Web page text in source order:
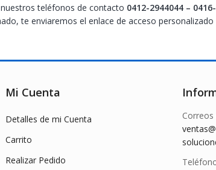
teléfonos de contacto 0412-2944044 –
te enviaremos el enlace de acceso
Mi Cuenta
Detalles de mi Cuenta
Carrito
Realizar Pedido